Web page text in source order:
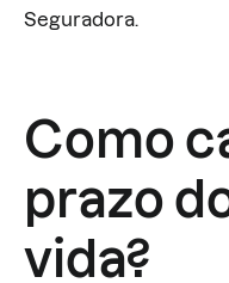
Seguradora.
Como
prazo
vida?